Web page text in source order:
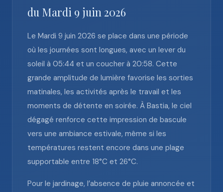
du Mardi 9 juin 2026
Le Mardi 9 juin 2026 se place dans une période
où les journées sont longues, avec un lever du
soleil à 05:44 et un coucher à 20:58. Cette
grande amplitude de lumière favorise les sorties
matinales, les activités après le travail et les
moments de détente en soirée. À Bastia, le ciel
dégagé renforce cette impression de bascule
vers une ambiance estivale, même si les
températures restent encore dans une plage
supportable entre 18°C et 26°C.
Pour le jardinage, l’absence de pluie annoncée et